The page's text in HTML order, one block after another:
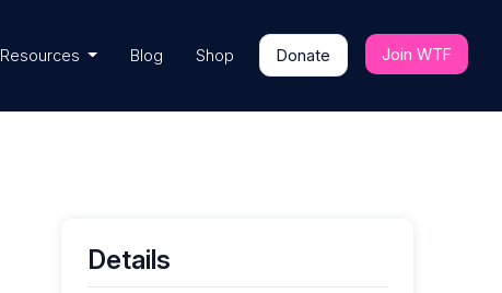
Resources Blog Shop Donate Join WTF
Details